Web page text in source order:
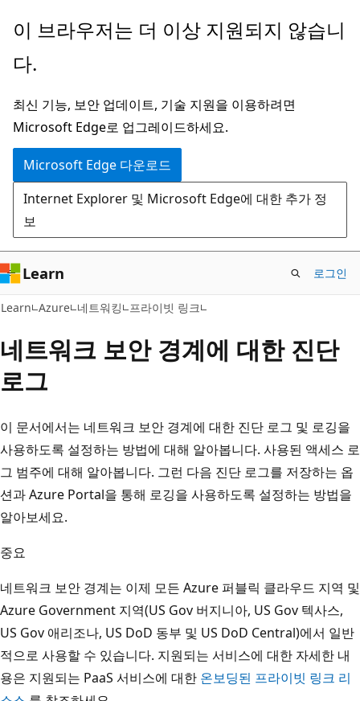
주
콘
츠
로
건
너
뛰
기
이 브라우저는 더 이상 지원되지 않습니
다.
최신 기능, 보안 업데이트, 기술 지원을 이용하려면
Microsoft Edge로 업그레이드하세요.
Microsoft Edge 다운로드
Internet Explorer 및 Microsoft Edge에 대한 추가 정
보
Learn 로그인
Learn Azure 네트워킹 프라이빗 링크
네트워크 보안 경계에 대한 진단
로그
이 문서에서는 네트워크 보안 경계에 대한 진단 로그 및 로깅을
사용하도록 설정하는 방법에 대해 알아봅니다. 사용된 액세스 로
그 범주에 대해 알아봅니다. 그런 다음 진단 로그를 저장하는 옵
션과 Azure Portal을 통해 로깅을 사용하도록 설정하는 방법을
알아보세요.
중요
네트워크 보안 경계는 이제 모든 Azure 퍼블릭 클라우드 지역 및
Azure Government 지역(US Gov 버지니아, US Gov 텍사스,
US Gov 애리조나, US DoD 동부 및 US DoD Central)에서 일반
적으로 사용할 수 있습니다. 지원되는 서비스에 대한 자세한 내
용은 지원되는 PaaS 서비스에 대한 온보딩된 프라이빗 링크 리